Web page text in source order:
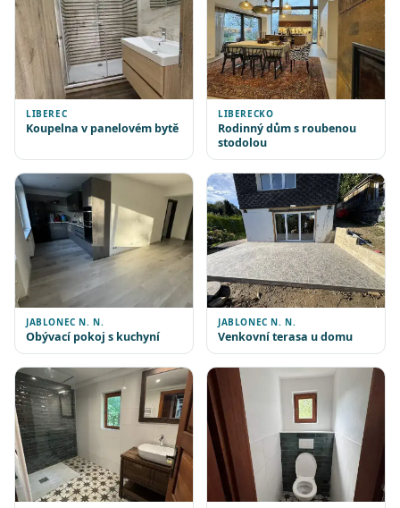
LIBEREC
Koupelna v panelovém bytě
LIBERECKO
Rodinný dům s roubenou
stodolou
JABLONEC N. N.
Obývací pokoj s kuchyní
JABLONEC N. N.
Venkovní terasa u domu